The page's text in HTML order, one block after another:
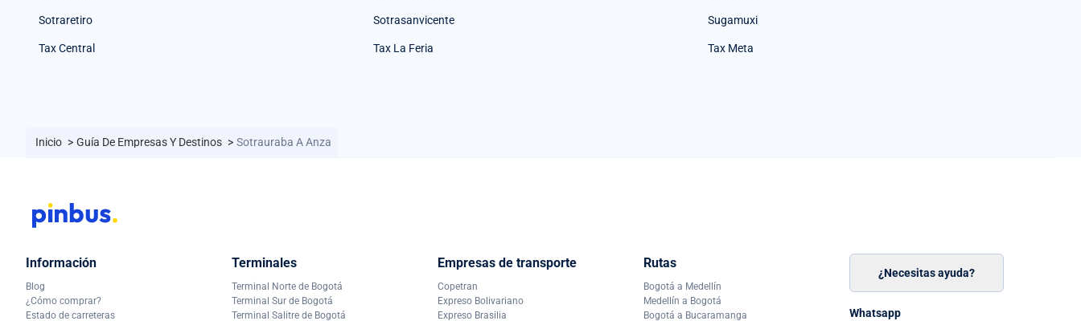
Sotraretiro Sotrasanvicente Sugamuxi
Tax Central Tax La Feria Tax Meta
Inicio > Guía De Empresas Y Destinos > Sotrauraba A Anza
Información
Blog
¿Cómo comprar?
Estado de carreteras
Terminales
Terminal Norte de Bogotá
Terminal Sur de Bogotá
Terminal Salitre de Bogotá
Empresas de transporte
Copetran
Expreso Bolivariano
Expreso Brasilia
Rutas
Bogotá a Medellín
Medellín a Bogotá
Bogotá a Bucaramanga
¿Necesitas ayuda?
Whatsapp